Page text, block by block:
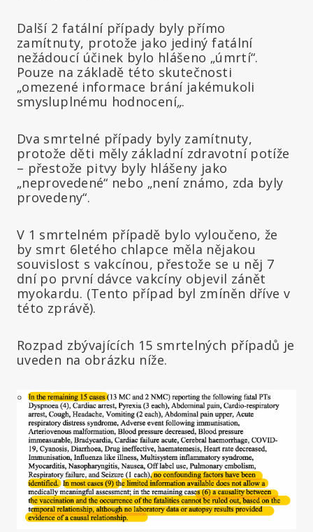
Další 2 fatální případy byly přímo
zamítnuty, protože jako jediný fatální
nežádoucí účinek bylo hlášeno „úmrtí“.
Pouze na základě této skutečnosti
„omezené informace brání jakémukoli
smysluplnému hodnocení„.
Dva smrtelné případy byly zamítnuty,
protože děti měly základní zdravotní potíže
– přestože pitvy byly hlášeny jako
„neprovedené“ nebo „není známo, zda byly
provedeny“.
V 1 smrtelném případě bylo vyloučeno, že
by smrt 6letého chlapce měla nějakou
souvislost s vakcínou, přestože se u něj 7
dní po první dávce vakcíny objevil zánět
myokardu. (Tento případ byl zmíněn dříve v
této zprávě).
Rozpad zbývajících 15 smrtelných případů je
uveden na obrázku níže.